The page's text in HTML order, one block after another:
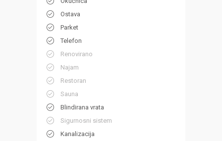
Ostava
Parket
Telefon
Renovirano
Najam
Restoran
Sauna
Blindirana vrata
Sigurnosni sistem
Kanalizacija